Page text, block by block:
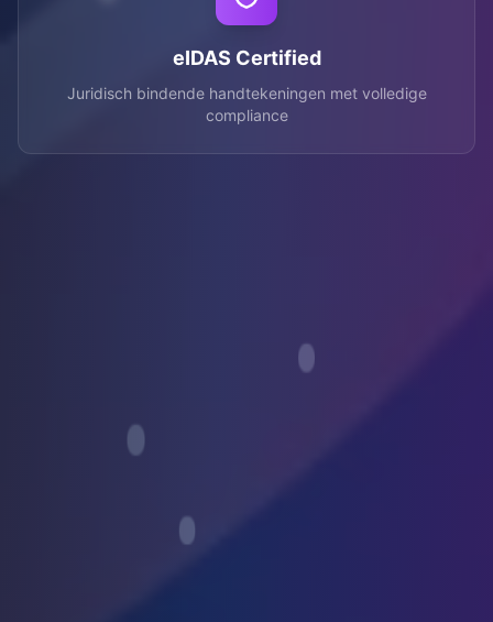
eIDAS Certified
Juridisch bindende handtekeningen met volledige
compliance